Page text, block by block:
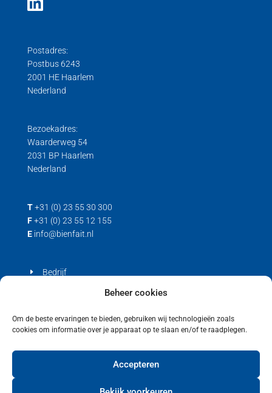
Beheer cookies
Om de beste ervaringen te bieden, gebruiken wij technologieën zoals
cookies om informatie over je apparaat op te slaan en/of te raadplegen.
Accepteren
Postadres:
Postbus 6243
2001 HE Haarlem
Nederland
Bezoekadres:
Waarderweg 54
2031 BP Haarlem
Nederland
T +31 (0) 23 55 30 300
F +31 (0) 23 55 12 155
E info@bienfait.nl
Bedrijf
Cookiebeleid (EU)